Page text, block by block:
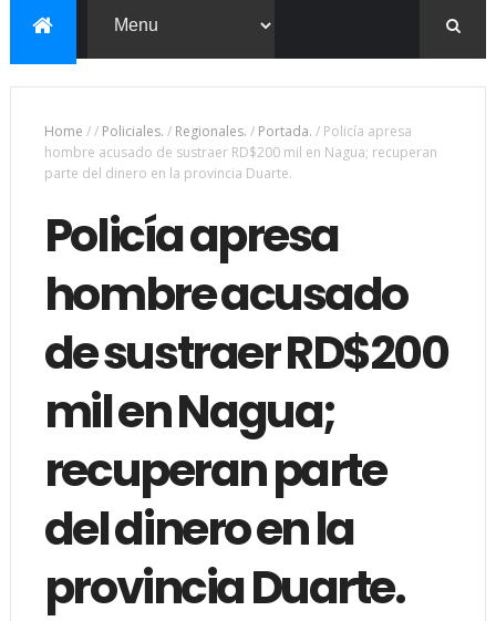
Home // Policiales. / Regionales. / Portada. / Policía apresa
hombre acusado de sustraer RD$200 mil en Nagua; recuperan
parte del dinero en la provincia Duarte.
Policía apresa
hombre acusado
de sustraer RD$200
mil en Nagua;
recuperan parte
del dinero en la
provincia Duarte.